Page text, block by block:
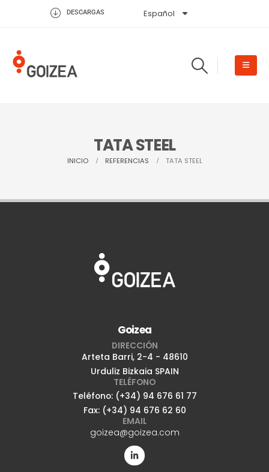
DESCARGAS Español
English
TATA STEEL
INICIO REFERENCIAS TATA STEEL
Goizea
DIRECCIÓN
Arteta Barri, 2-4 - 48610
Urduliz Bizkaia SPAIN
TELÉFONO
Teléfono: (+34) 94 676 61 77
Fax: (+34) 94 676 62 60
EMAIL
goizea@goizea.com